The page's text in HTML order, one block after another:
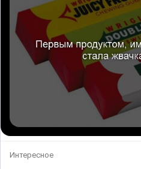
Интересное